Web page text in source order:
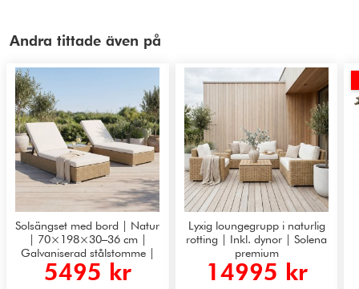
Andra tittade även på
Solsängset med bord | Natur
| 70×198×30–36 cm |
Galvaniserad stålstomme |
Astrid
5495 kr
Lyxig loungegrupp i naturlig
rotting | Inkl. dynor | Solena
premium
14995 kr